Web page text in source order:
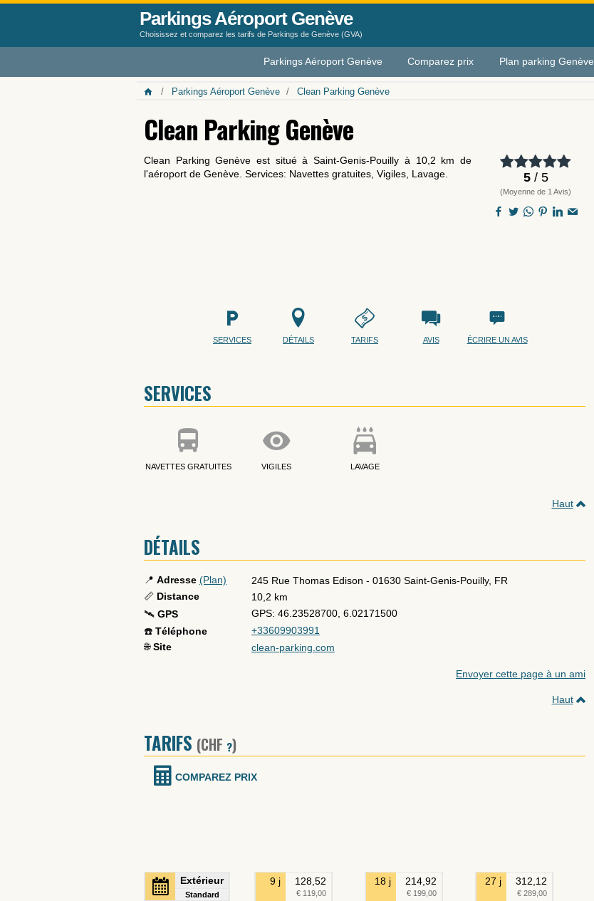
Parkings Aéroport Genève
Choisissez et comparez les tarifs de Parkings de Genève (GVA)
Parkings Aéroport Genève Comparez prix Plan parking Genève
Parkings Aéroport Genève Clean Parking Genève
Clean Parking Genève
Clean Parking Genève est situé à Saint-Genis-Pouilly à 10,2 km de
l'aéroport de Genève. Services: Navettes gratuites, Vigiles, Lavage.
5/ 5
(Moyenne de 1 Avis)
SERVICES DÉTAILS TARIFS AVIS ÉCRIRE UN AVIS
SERVICES
NAVETTES GRATUITES VIGILES LAVAGE
Haut
DÉTAILS
📍 Adresse (Plan) 245 Rue Thomas Edison - 01630 Saint-Genis-Pouilly, FR
📏 Distance
10,2 km
🛰️ GPS
GPS: 46.23528700, 6.02171500
☎️ Téléphone
+33609903991
🌐Site clean-parking.com
Envoyer cette page à un ami
Haut
TARIFS (CHF ?)
COMPAREZ PRIX
Extérieur
Standard
9 j 128,52
€ 119,00
18 j 214,92
€ 199,00
27 j 312,12
€ 289,00